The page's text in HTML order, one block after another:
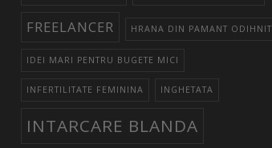
FREELANCER
HRANA DIN PAMANT ODIHNIT
IDEI MARI PENTRU BUGETE MICI
INFERTILITATE FEMININA INGHETATA
INTARCARE BLANDA